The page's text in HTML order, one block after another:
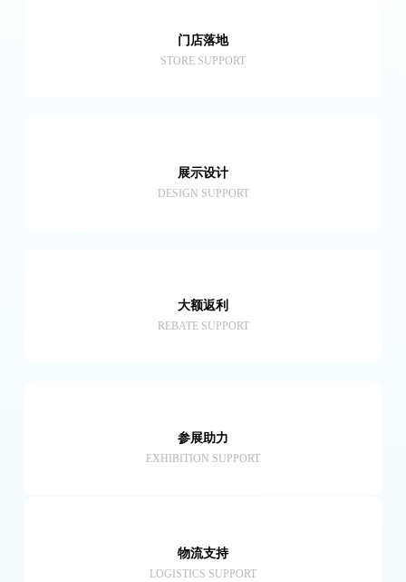
门店落地
STORE SUPPORT
展示设计
DESIGN SUPPORT
大额返利
REBATE SUPPORT
参展助力
EXHIBITION SUPPORT
物流支持
LOGISTICS SUPPORT